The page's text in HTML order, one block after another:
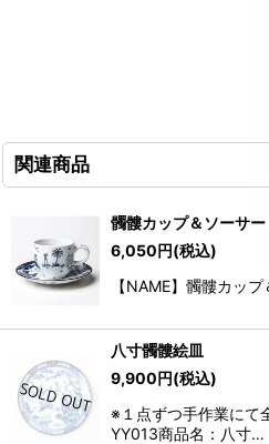
関連商品
髑髏カップ＆ソーサ
6,050 円(税込)
【NAME】髑髏カ
八寸髑髏絵皿
9,900円(税込)
※１点ずつ手作業にて
YY013商品名：八寸…